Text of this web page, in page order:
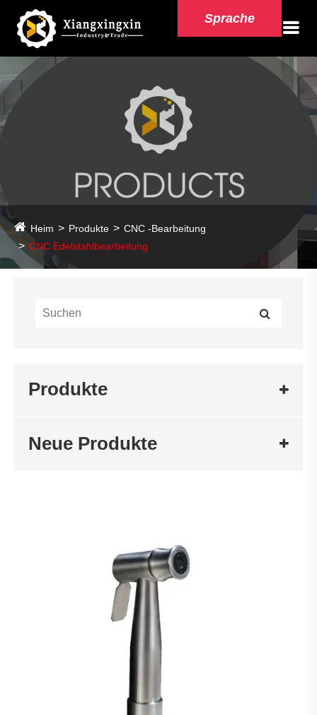
Sprache
Heim Produkte
CNC -Bearbeitung
CNC Edelstahlbearbeitung
Produkte
Neue Produkte